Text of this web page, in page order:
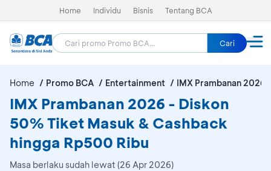
Home Individu Bisnis Tentang BCA
Cari
Home Promo BCA Entertainment IMX Prambanan 2026
IMX Prambanan 2026 - Diskon
50% Tiket Masuk & Cashback
hingga Rp500 Ribu
Masa berlaku sudah lewat (26 Apr 2026)